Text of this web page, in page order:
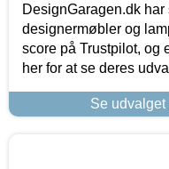
DesignGaragen.dk
designermøbler og
score på Trustpilot, og
her for at se deres
Se